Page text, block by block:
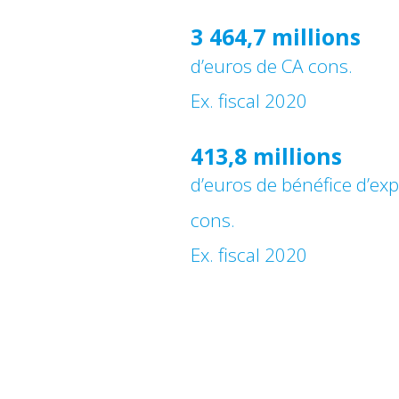
3 464,7 millions
d’euros de CA cons.
Ex. fiscal 2020
413,8 millions
d’euros de bénéfice
cons.
Ex. fiscal 2020